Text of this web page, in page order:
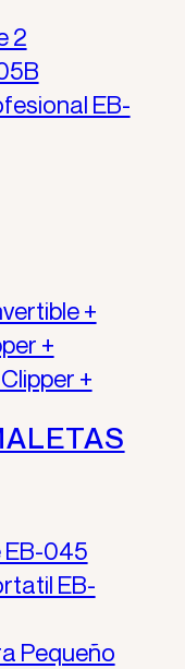
2
EB-
+
+
+
EB-045
EB-
Pequeño